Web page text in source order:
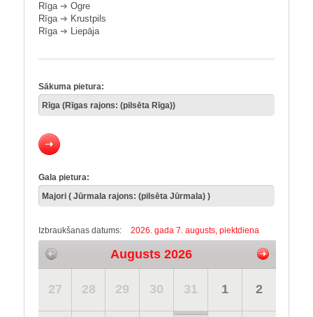
Rīga➔ Ogre
Rīga➔ Krustpils
Rīga➔ Liepāja
Sākuma pietura:
Gala pietura:
Izbraukšanas datums: 2026. gada 7. augusts, piektdiena
Augusts 2026
27 28 29 30 31 1 2